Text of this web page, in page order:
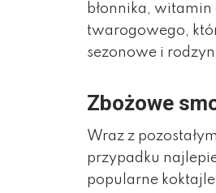
błonnika,
twarogowego,
sezonowe i
Zbożowe
Wraz z
przypadku
popularne